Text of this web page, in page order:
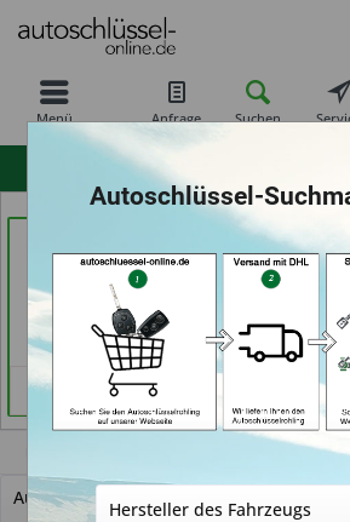
Menü Anfrage Suchen
Frankfurt (in Frankfurt
am Main)
Händlerprofil
moeller-24.de e.k.
Gelsenkirchen)
Händlerprofil
Autoschlüssel mit Funk
Autoschlüssel-